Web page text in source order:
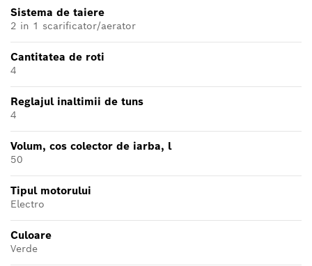
Sistema de taiere
2 in 1 scarificator/aerator
Cantitatea de roti
4
Reglajul inaltimii de tuns
4
Volum, cos colector de iarba, l
50
Tipul motorului
Electro
Culoare
Verde